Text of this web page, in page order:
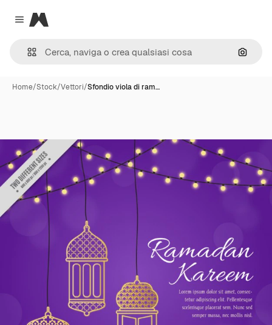
Close menu
Magnific
Cerca
Home/Stock/Vettori/Sfondio viola di ram…